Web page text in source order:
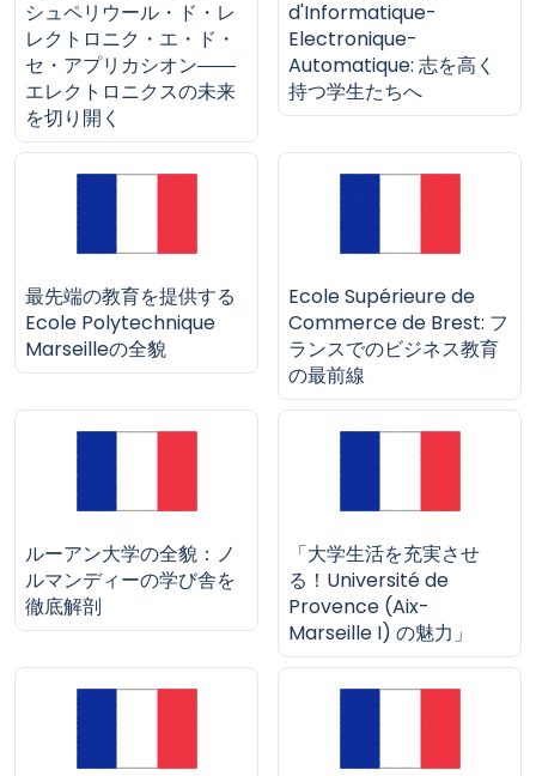
シュペリウール・ド・レ
レクトロニク・エ・ド・
セ・アプリカシオン――
エレクトロニクスの未来
を切り開く
d'Informatique-
Electronique-
Automatique: 志を高く
持つ学生たちへ
最先端の教育を提供する
Ecole Polytechnique
Marseilleの全貌
Ecole Supérieure de
Commerce de Brest: フ
ランスでのビジネス教育
の最前線
ルーアン大学の全貌：ノ
ルマンディーの学び舎を
徹底解剖
「大学生活を充実させ
る！Université de
Provence (Aix-
Marseille I) の魅力」